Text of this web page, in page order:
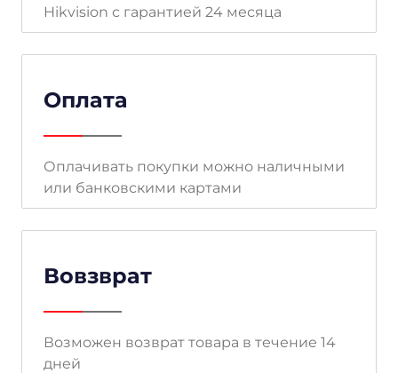
Hikvision с гарантией 24 месяца
Оплата
Оплачивать покупки можно наличными
или банковскими картами
Вовзврат
Возможен возврат товара в течение 14
дней